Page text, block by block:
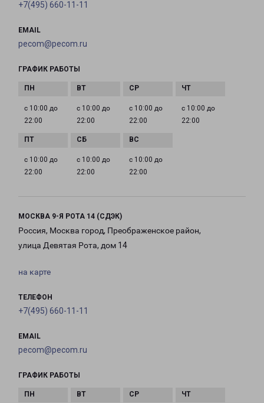
+7(495) 660-11-11
EMAIL
pecom@pecom.ru
ГРАФИК РАБОТЫ
с 10:00 до
22:00
с 10:00 до
22:00
с 10:00 до
22:00
с 10:00 до
22:00
с 10:00 до
22:00
с 10:00 до
22:00
с 10:00 до
22:00
МОСКВА 9-Я РОТА 14 (СДЭК)
Россия, Москва город, Преображенское район,
улица Девятая Рота, дом 14
на карте
ТЕЛЕФОН
+7(495) 660-11-11
EMAIL
pecom@pecom.ru
ГРАФИК РАБОТЫ